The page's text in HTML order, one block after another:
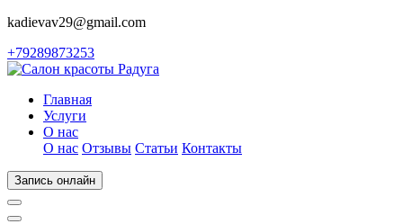
kadievav29@gmail.com
+79289873253
Главная
Услуги
О нас
О нас Отзывы Статьи Контакты
Запись онлайн